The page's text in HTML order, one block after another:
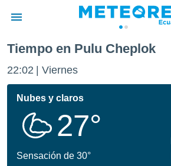
de
ha
calidad.
a este
Tiempo en Pulu Cheplok
22:02 Viernes
Nubes y claros
27°
Sensación de 30°